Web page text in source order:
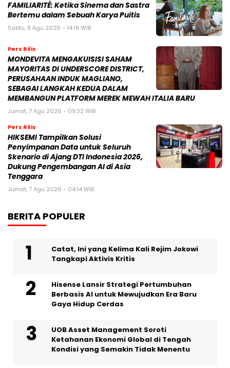
FAMILIARITÉ: Ketika Sinema dan Sastra
Bertemu dalam Sebuah Karya Puitis
Sabtu, 8 Agu 2026 - 14:19 WIB
Pers Rilis
MONDEVITA MENGAKUISISI SAHAM
MAYORITAS DI UNDERSCORE DISTRICT,
PERUSAHAAN INDUK MAGLIANO,
SEBAGAI LANGKAH KEDUA DALAM
MEMBANGUN PLATFORM MEREK MEWAH ITALIA BARU
Jumat, 7 Agu 2026 - 09:32 WIB
Pers Rilis
HIKSEMI Tampilkan Solusi
Penyimpanan Data untuk Seluruh
Skenario di Ajang DTI Indonesia 2026,
Dukung Pengembangan AI di Asia
Tenggara
Jumat, 7 Agu 2026 - 04:14 WIB
BERITA POPULER
Catat, Ini yang Kelima Kali Rejim Jokowi
Tangkapi Aktivis Kritis
Hisense Lansir Strategi Pertumbuhan
Berbasis AI untuk Mewujudkan Era Baru
Gaya Hidup Cerdas
UOB Asset Management Soroti
Ketahanan Ekonomi Global di Tengah
Kondisi yang Semakin Tidak Menentu